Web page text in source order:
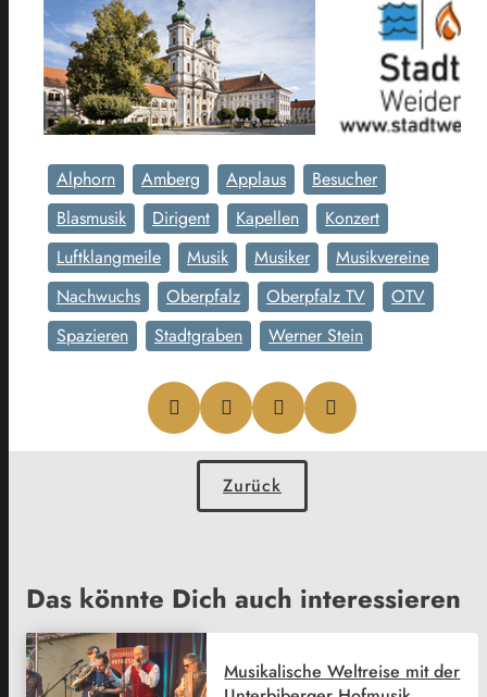
Alphorn Amberg Applaus
Besucher
Blasmusik
Dirigent Kapellen
Konzert
Luftklangmeile
Musik Musiker
Musikvereine
Nachwuchs
Oberpfalz Oberpfalz TV
OTV
Spazieren
Stadtgraben Werner Stein
Zurück
Das könnte Dich auch interessieren
Musikalische Weltreise mit der